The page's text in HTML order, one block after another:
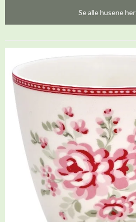
Se alle husene her